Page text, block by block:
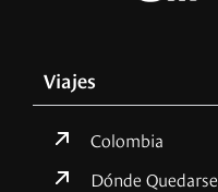
Viajes
Colombia
Dónde Quedarse